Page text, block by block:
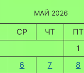
МАЙ 2026
СР ЧТ ПТ
1
6 7 8